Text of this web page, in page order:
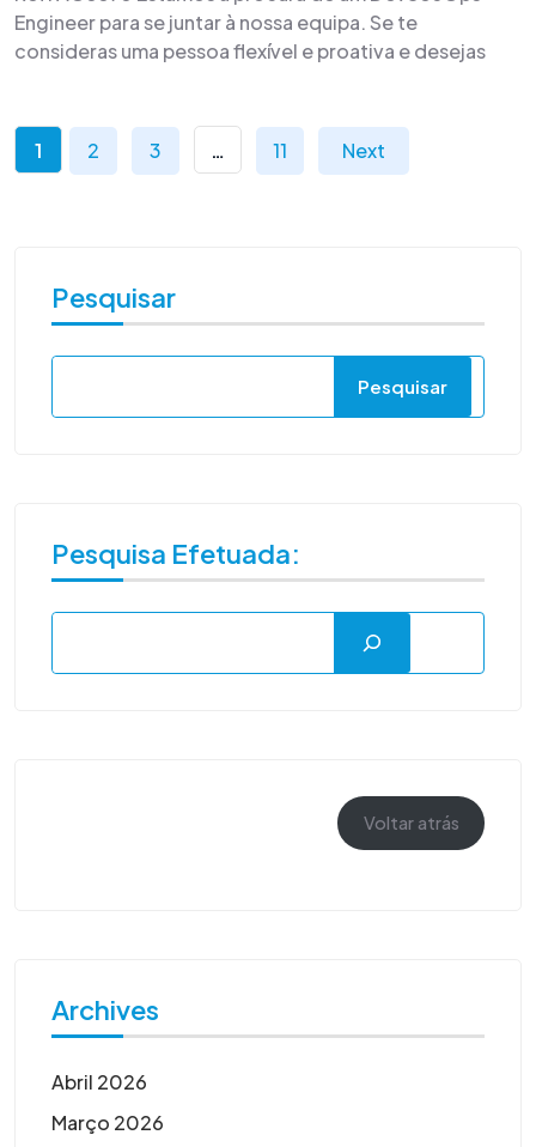
Engineer para se juntar à nossa equipa. Se te
consideras uma pessoa flexível e proativa e desejas
1 2 3 … 11 Next
Pesquisar
Pesquisar
Pesquisa Efetuada:
Voltar atrás
Archives
Abril 2026
Março 2026